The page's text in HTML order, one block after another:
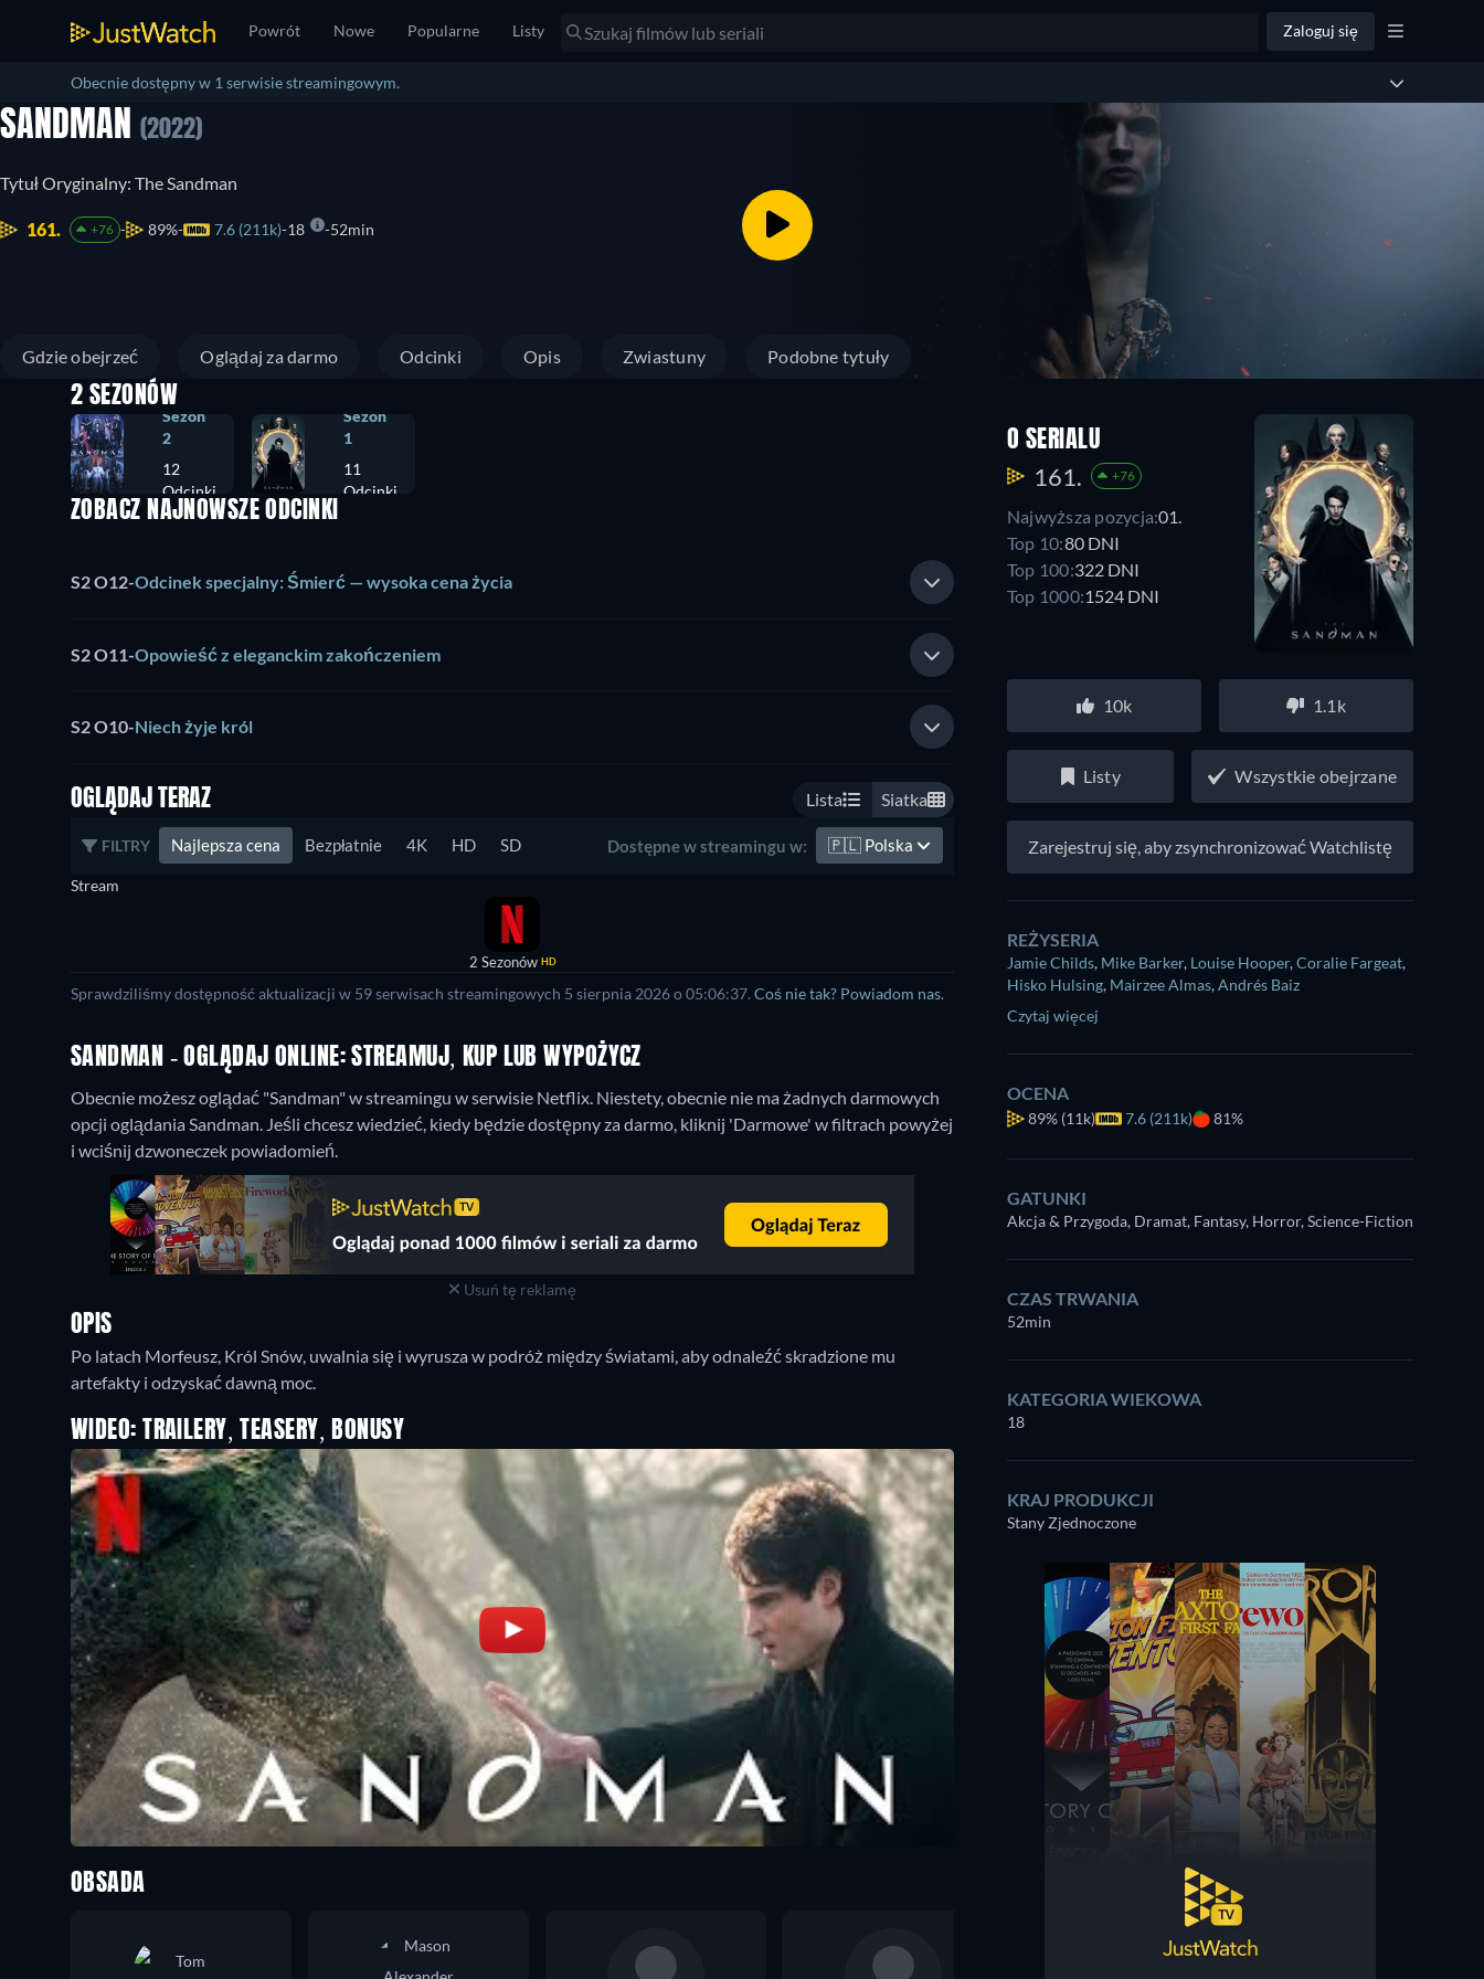
Powrót Nowe Popularne Listy Zaloguj się
Obecnie dostępny w 1 serwisie streamingowym.
SANDMAN (2022)
Tytuł Oryginalny: The Sandman
161. +76 89% 7.6 (211k) 18 52min
Gdzie obejrzeć Oglądaj za darmo Odcinki Opis Zwiastuny Podobne tytuły
2 SEZONÓW
Sezon
2
12
Odcinki
Sezon
1
11
Odcinki
ZOBACZ NAJNOWSZE ODCINKI
S2 O12-Odcinek specjalny: Śmierć — wysoka cena życia
S2 O11-Opowieść z eleganckim zakończeniem
S2 O10-Niech żyje król
OGLĄDAJ TERAZ Lista Siatka
FILTRY Najlepsza cena Bezpłatnie 4K HD SD Dostępne w streamingu w: 🇵🇱 Polska
Stream
2 Sezonów HD
Sprawdziliśmy dostępność aktualizacji w 59 serwisach streamingowych 5 sierpnia 2026 o 05:06:37. Coś nie tak? Powiadom nas.
SANDMAN - OGLĄDAJ ONLINE: STREAMUJ, KUP LUB WYPOŻYCZ
Obecnie możesz oglądać "Sandman" w streamingu w serwisie Netflix. Niestety, obecnie nie ma żadnych darmowych
opcji oglądania Sandman. Jeśli chcesz wiedzieć, kiedy będzie dostępny za darmo, kliknij 'Darmowe' w filtrach powyżej
i wciśnij dzwoneczek powiadomień.
Usuń tę reklamę
OPIS
Po latach Morfeusz, Król Snów, uwalnia się i wyrusza w podróż między światami, aby odnaleźć skradzione mu
artefakty i odzyskać dawną moc.
WIDEO: TRAILERY, TEASERY, BONUSY
O SERIALU
161. +76
Najwyższa pozycja:01.
Top 10:80 DNI
Top 100:322 DNI
Top 1000:1524 DNI
10k 1.1k
Listy Wszystkie obejrzane
Zarejestruj się, aby zsynchronizować Watchlistę
REŻYSERIA
Jamie Childs, Mike Barker, Louise Hooper,Coralie Fargeat,
Hisko Hulsing, Mairzee Almas,Andrés Baiz
Czytaj więcej
OCENA
89% (11k) 7.6 (211k) 81%
GATUNKI
Akcja & Przygoda, Dramat, Fantasy, Horror, Science-Fiction
CZAS TRWANIA
52min
KATEGORIA WIEKOWA
18
KRAJ PRODUKCJI
Stany Zjednoczone
OBSADA